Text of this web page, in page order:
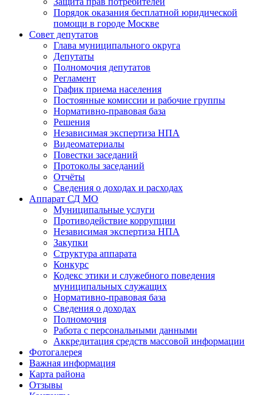
Порядок оказания бесплатной юридической
помощи в городе Москве
Совет депутатов
Глава муниципального округа
Депутаты
Полномочия депутатов
Регламент
График приема населения
Постоянные комиссии и рабочие группы
Нормативно-правовая база
Решения
Независимая экспертиза НПА
Видеоматериалы
Повестки заседаний
Протоколы заседаний
Отчёты
Сведения о доходах и расходах
Аппарат СД МО
Муниципальные услуги
Противодействие коррупции
Независимая экспертиза НПА
Закупки
Структура аппарата
Конкурс
Кодекс этики и служебного поведения
муниципальных служащих
Нормативно-правовая база
Сведения о доходах
Полномочия
Работа с персональными данными
Аккредитация средств массовой информации
Фотогалерея
Важная информация
Карта района
Отзывы